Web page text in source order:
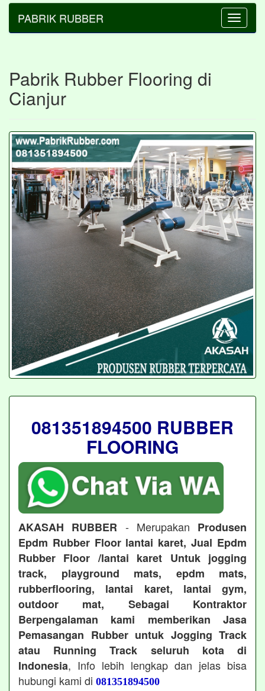
Toggle
PABRIK RUBBER
Pabrik Rubber Flooring di
Cianjur
081351894500 RUBBER
FLOORING
AKASAH RUBBER - Merupakan Produsen
Epdm Rubber Floor lantai karet, Jual Epdm
Rubber Floor /lantai karet Untuk jogging
track, playground mats, epdm mats,
rubberflooring, lantai karet, lantai gym,
outdoor mat, Sebagai Kontraktor
Berpengalaman kami memberikan Jasa
Pemasangan Rubber untuk Jogging Track
atau Running Track seluruh kota di
Indonesia, Info lebih lengkap dan jelas bisa
hubungi kami di 081351894500